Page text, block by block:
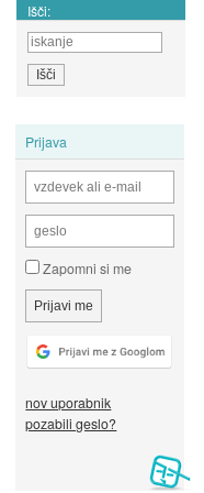
Išči:
Prijava
Zapomni si me
nov uporabnik
pozabili geslo?